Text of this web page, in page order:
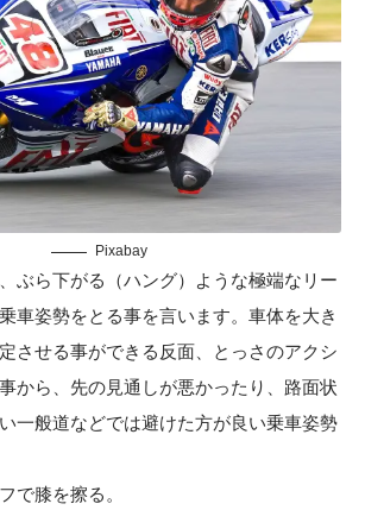
Pixabay
ぶら下がる（ハング）ような極端なリー
車姿勢をとる事を言います。車体を大き
させる事ができる反面、とっさのアクシ
から、先の見通しが悪かったり、路面状
一般道などでは避けた方が良い乗車姿勢
で膝を擦る。